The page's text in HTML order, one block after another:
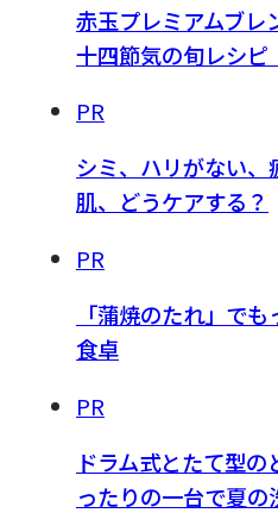
赤玉プレミアムブレ
十四節気の旬レシピ
PR
シミ、ハリがない
肌、どうケアする？
PR
「蒲焼のたれ」で
食卓
PR
ドラム式とたて型
ったりの一台で夏